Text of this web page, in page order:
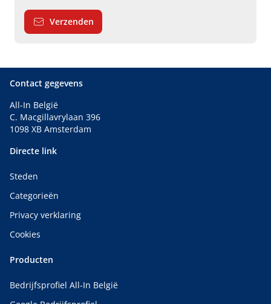
Verzenden
Contact gegevens
All-In België
C. Macgillavrylaan 396
1098 XB Amsterdam
Directe link
Steden
Categorieën
Privacy verklaring
Cookies
Producten
Bedrijfsprofiel All-In België